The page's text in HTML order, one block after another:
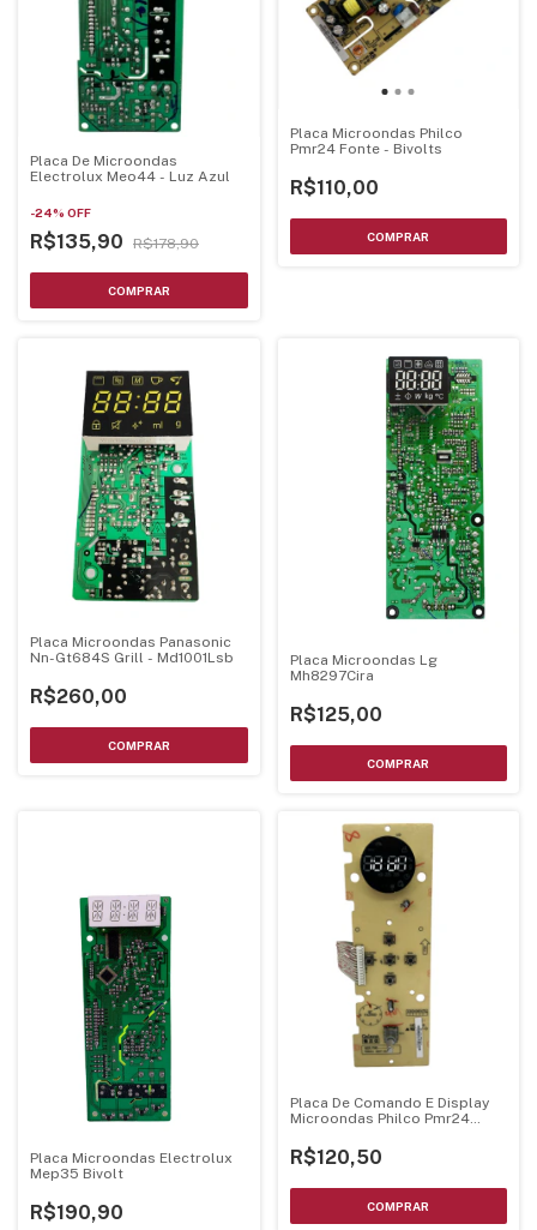
Placa De Microondas
Electrolux Meo44 - Luz Azul
-24% OFF
R$135,90 R$178,90
Placa Microondas Philco
Pmr24 Fonte - Bivolts
R$110,00
Placa Microondas Panasonic
Nn-Gt684S Grill - Md1001Lsb
R$260,00
Placa Microondas Lg
Mh8297Cira
R$125,00
Placa Microondas Electrolux
Mep35 Bivolt
R$190,90
Placa De Comando E Display
Microondas Philco Pmr24
R$120,50